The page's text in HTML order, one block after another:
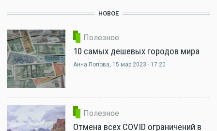
НОВОЕ
Полезное
10 самых дешевых городов мира
Анна Попова, 15 мар 2023 - 17:20
Полезное
Отмена всех COVID ограничений в